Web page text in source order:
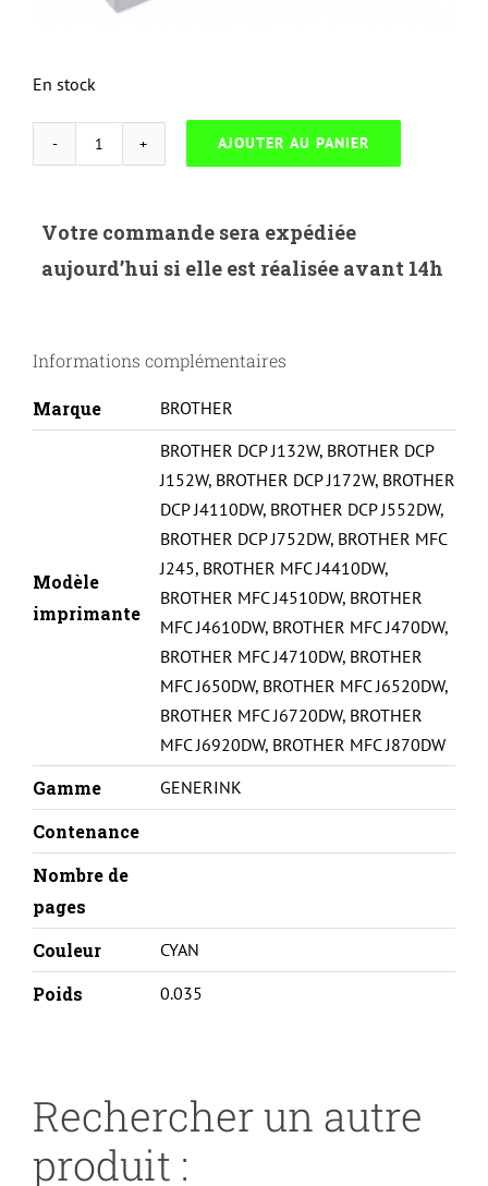
En stock
quantité
B-
123C-
LC123-
CHIP
AJOUTER AU PANIER
Votre commande sera expédiée
aujourd’hui si elle est réalisée avant 14h
Informations complémentaires
Marque BROTHER
Modèle
imprimante
BROTHER DCP J132W, BROTHER DCP
J152W, BROTHER DCP J172W, BROTHER
DCP J4110DW, BROTHER DCP J552DW,
BROTHER DCP J752DW, BROTHER MFC
J245, BROTHER MFC J4410DW,
BROTHER MFC J4510DW, BROTHER
MFC J4610DW, BROTHER MFC J470DW,
BROTHER MFC J4710DW, BROTHER
MFC J650DW, BROTHER MFC J6520DW,
BROTHER MFC J6720DW, BROTHER
MFC J6920DW, BROTHER MFC J870DW
Gamme GENERINK
Contenance
Nombre de
pages
Couleur
CYAN
Poids 0.035
Rechercher un autre
produit :